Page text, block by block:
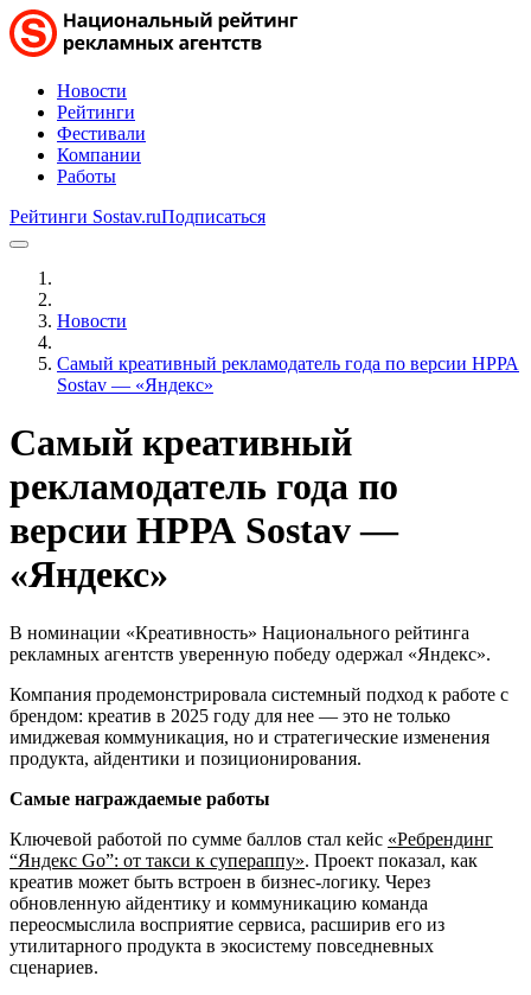
Новости
Рейтинги
Фестивали
Компании
Работы
Рейтинги Sostav.ruПодписаться
Новости
Самый креативный рекламодатель года по версии НРРА
Sostav — «Яндекс»
Самый креативный
рекламодатель года по
версии НРРА Sostav —
«Яндекс»
В номинации «Креативность» Национального рейтинга
рекламных агентств уверенную победу одержал «Яндекс».
Компания продемонстрировала системный подход к работе с
брендом: креатив в 2025 году для нее — это не только
имиджевая коммуникация, но и стратегические изменения
продукта, айдентики и позиционирования.
Самые награждаемые работы
Ключевой работой по сумме баллов стал кейс «Ребрендинг
“Яндекс Go”: от такси к супераппу». Проект показал, как
креатив может быть встроен в бизнес-логику. Через
обновленную айдентику и коммуникацию команда
переосмыслила восприятие сервиса, расширив его из
утилитарного продукта в экосистему повседневных
сценариев.